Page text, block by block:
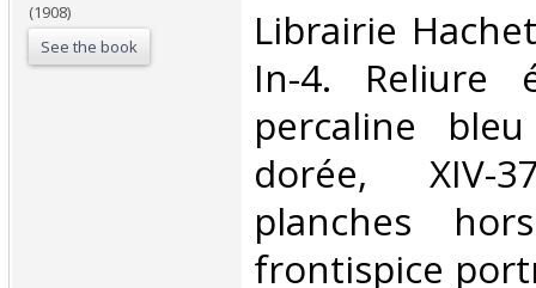
(1908)
See the book
‎Librairie
In-4. Reliure
percaline
dorée,
planches
frontispice